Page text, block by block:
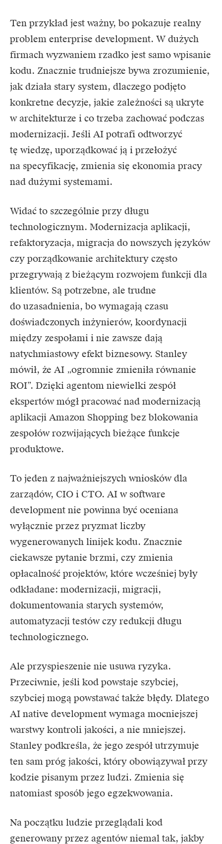
Ten przykład jest ważny, bo pokazuje realny
problem enterprise development. W dużych
firmach wyzwaniem rzadko jest samo wpisanie
kodu. Znacznie trudniejsze bywa zrozumienie,
jak działa stary system, dlaczego podjęto
konkretne decyzje, jakie zależności są ukryte
w architekturze i co trzeba zachować podczas
modernizacji. Jeśli AI potrafi odtworzyć
tę wiedzę, uporządkować ją i przełożyć
na specyfikację, zmienia się ekonomia pracy
nad dużymi systemami.
Widać to szczególnie przy długu
technologicznym. Modernizacja aplikacji,
refaktoryzacja, migracja do nowszych języków
czy porządkowanie architektury często
przegrywają z bieżącym rozwojem funkcji dla
klientów. Są potrzebne, ale trudne
do uzasadnienia, bo wymagają czasu
doświadczonych inżynierów, koordynacji
między zespołami i nie zawsze dają
natychmiastowy efekt biznesowy. Stanley
mówił, że AI „ogromnie zmieniła równanie
ROI”. Dzięki agentom niewielki zespół
ekspertów mógł pracować nad modernizacją
aplikacji Amazon Shopping bez blokowania
zespołów rozwijających bieżące funkcje
produktowe.
To jeden z najważniejszych wniosków dla
zarządów, CIO i CTO. AI w software
development nie powinna być oceniana
wyłącznie przez pryzmat liczby
wygenerowanych linijek kodu. Znacznie
ciekawsze pytanie brzmi, czy zmienia
opłacalność projektów, które wcześniej były
odkładane: modernizacji, migracji,
dokumentowania starych systemów,
automatyzacji testów czy redukcji długu
technologicznego.
Ale przyspieszenie nie usuwa ryzyka.
Przeciwnie, jeśli kod powstaje szybciej,
szybciej mogą powstawać także błędy. Dlatego
AI native development wymaga mocniejszej
warstwy kontroli jakości, a nie mniejszej.
Stanley podkreśla, że jego zespół utrzymuje
ten sam próg jakości, który obowiązywał przy
kodzie pisanym przez ludzi. Zmienia się
natomiast sposób jego egzekwowania.
Na początku ludzie przeglądali kod
generowany przez agentów niemal tak, jakby